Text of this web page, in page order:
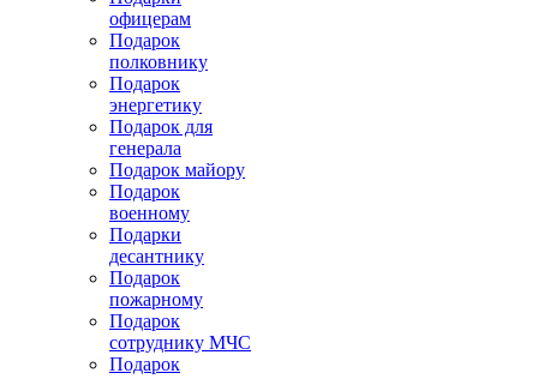
офицерам
Подарок
полковнику
Подарок
энергетику
Подарок для
генерала
Подарок майору
Подарок
военному
Подарки
десантнику
Подарок
пожарному
Подарок
сотруднику МЧС
Подарок